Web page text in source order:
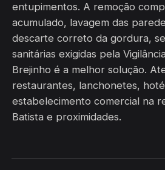
entupimentos. A remoção
acumulado, lavagem das
descarte correto da gordura,
sanitárias exigidas pela
Brejinho é a melhor solução.
restaurantes, lanchonetes,
estabelecimento comercial na
Batista e proximidades.